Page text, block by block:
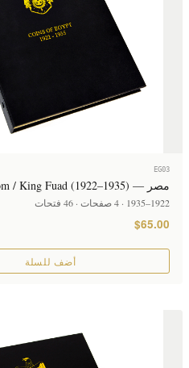
EG03
مصر — Kingdom / King Fuad (1922–1935)
1922–1935 · 4 صفحات · 46 فتحات
$65.00
أضف للسلة